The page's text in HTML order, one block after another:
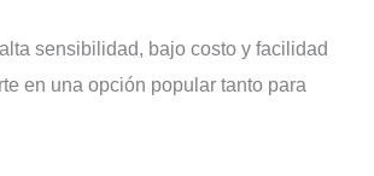
sensibilidad, bajo costo y facilidad
en una opción popular tanto para